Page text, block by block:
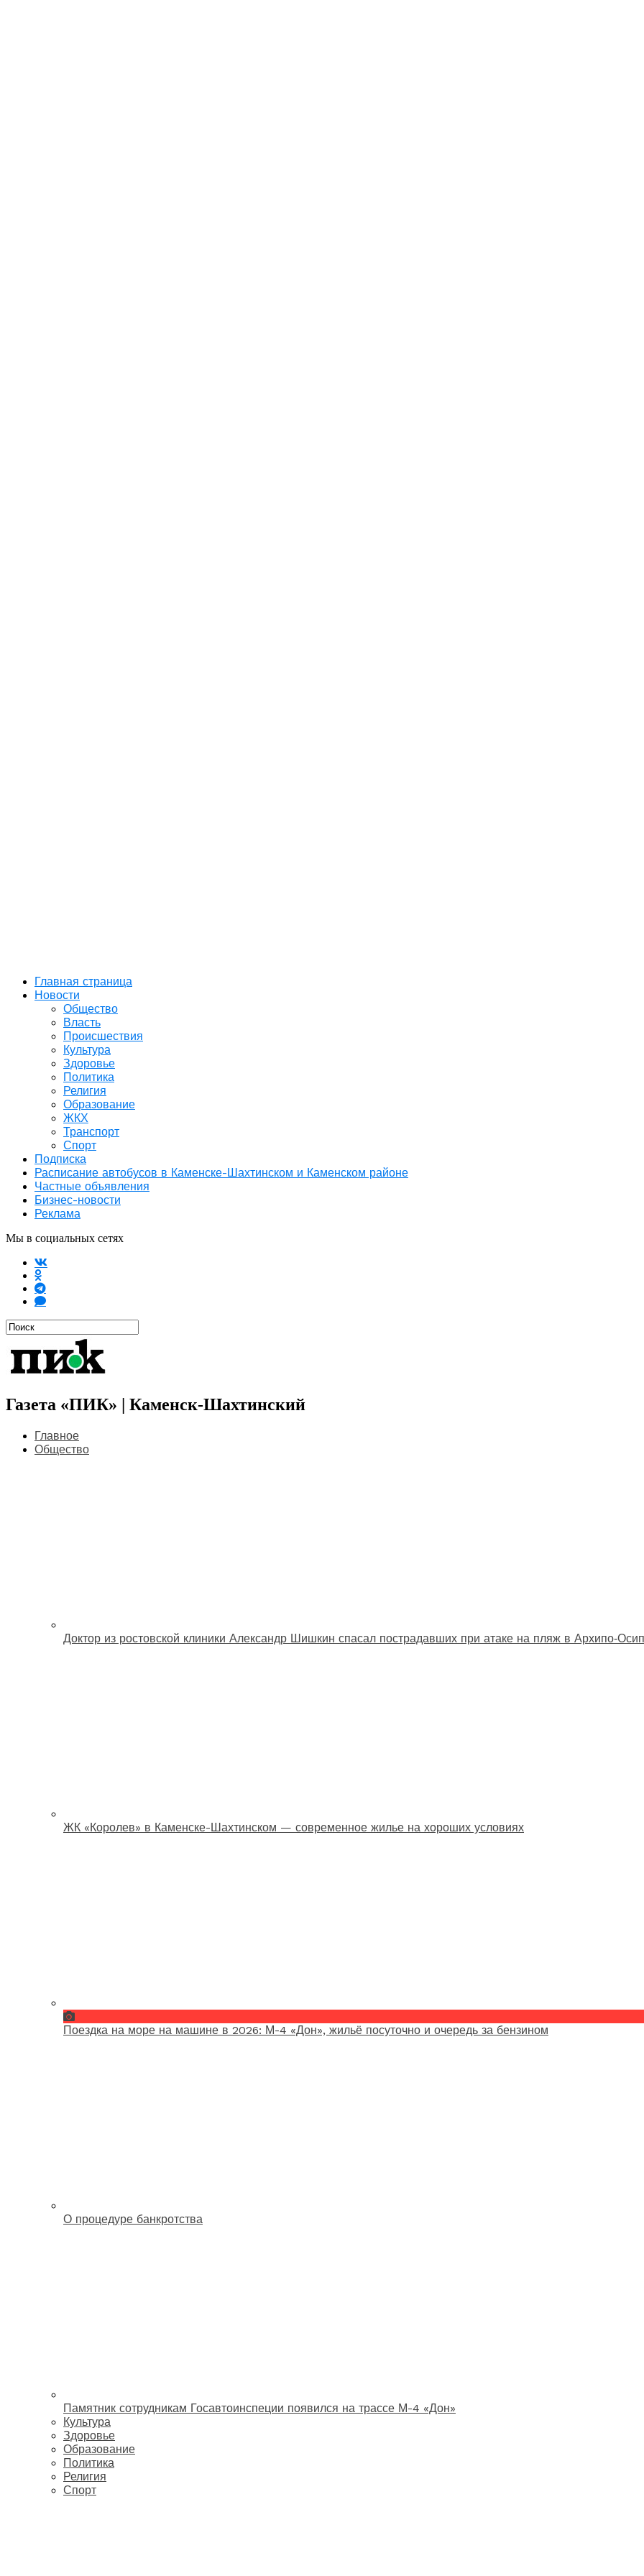
Главная страница
Новости
Общество
Власть
Происшествия
Культура
Здоровье
Политика
Религия
Образование
ЖКХ
Транспорт
Спорт
Подписка
Расписание автобусов в Каменске-Шахтинском и Каменском районе
Частные объявления
Бизнес-новости
Реклама
Мы в социальных сетях
Газета «ПИК» | Каменск-Шахтинский
Главное
Общество
Доктор из ростовской клиники Александр Шишкин спасал пострадавших при атаке на пляж в
ЖК «Королев» в Каменске-Шахтинском — современное жилье на хороших условиях
Поездка на море на машине в 2026: М-4 «Дон», жильё посуточно и очередь за бензином
О процедуре банкротства
Памятник сотрудникам Госавтоинспеции появился на трассе М-4 «Дон»
Культура
Здоровье
Образование
Политика
Религия
Спорт